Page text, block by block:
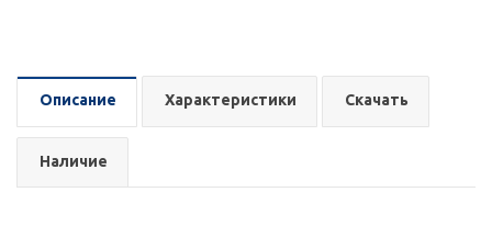
Описание Характеристики Скачать
Наличие